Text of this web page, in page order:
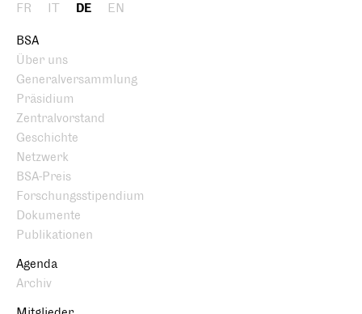
FR IT DE EN
BSA
Über uns
Generalversammlung
Präsidium
Zentralvorstand
Geschichte
Netzwerk
BSA-Preis
Forschungsstipendium
Dokumente
Publikationen
Agenda
Archiv